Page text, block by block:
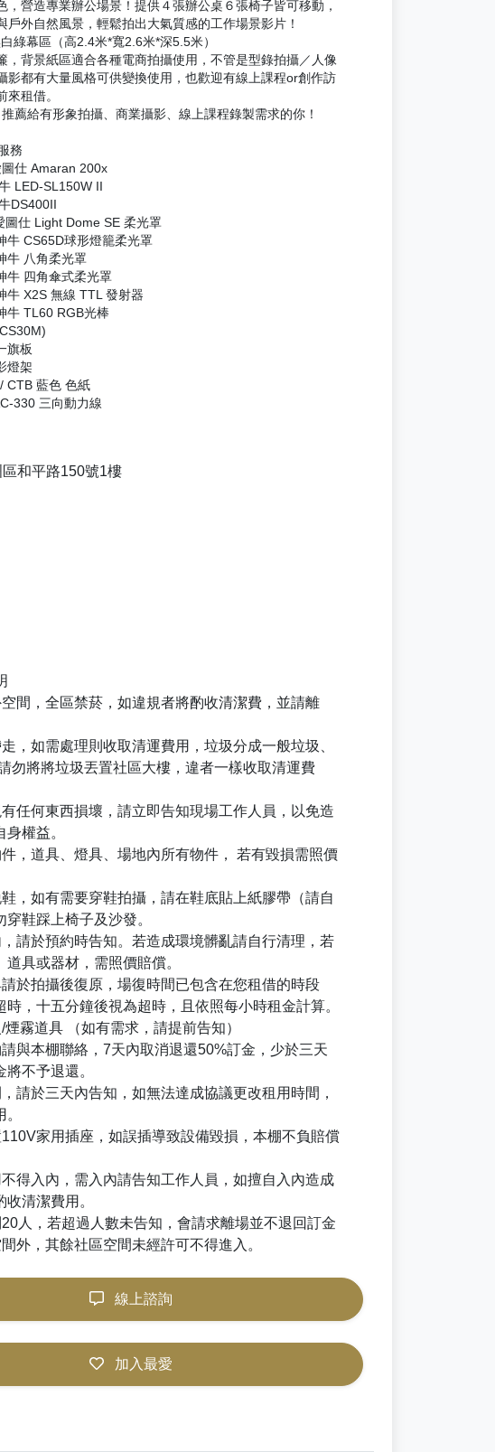
，營造專業辦公場景！提供４張辦公桌６張椅子皆可移動，
戶外自然風景，輕鬆拍出大氣質感的工作場景影片！
綠幕區（高2.4米*寬2.6米*深5.5米）
，背景紙區適合各種電商拍攝使用，不管是型錄拍攝／人像
影都有大量風格可供變換使用，也歡迎有線上課程or創作訪
來租借。
薦給有形象拍攝、商業攝影、線上課程錄製需求的你！
務
仕 Amaran 200x
LED-SL150W II
DS400II
圖仕 Light Dome SE 柔光罩
牛 CS65D球形燈籠柔光罩
牛 八角柔光罩
牛 四角傘式柔光罩
牛 X2S 無線 TTL 發射器
牛 TL60 RGB光棒
旗板
燈架
CTB 藍色 色紙
330 三向動力線
和平路150號1樓
間，全區禁菸，如違規者將酌收清潔費，並請離
，如需處理則收取清運費用，垃圾分成一般垃圾、
勿將將垃圾丟置社區大樓，違者一樣收取清運費
任何東西損壞，請立即告知現場工作人員，以免造
權益。
，道具、燈具、場地內所有物件， 若有毀損需照價
，如有需要穿鞋拍攝，請在鞋底貼上紙膠帶（請自
鞋踩上椅子及沙發。
請於預約時告知。若造成環境髒亂請自行清理，若
具或器材，需照價賠償。
於拍攝後復原，場復時間已包含在您租借的時段
時，十五分鐘後視為超時，且依照每小時租金計算。
霧道具 （如有需求，請提前告知）
與本棚聯絡，7天內取消退還50%訂金，少於三天
不予退還。
請於三天內告知，如無法達成協議更改租用時間，
家用插座，如誤插導致設備毀損，本棚不負賠償
得入內，需入內請告知工作人員，如擅自入內造成
清潔費用。
人，若超過人數未告知，會請求離場並不退回訂金
外，其餘社區空間未經許可不得進入。
線上諮詢
加入最愛